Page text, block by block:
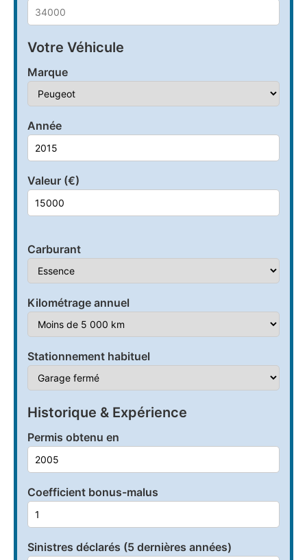
Votre Véhicule
Marque
Année
Valeur (€)
Carburant
Kilométrage annuel
Stationnement habituel
Historique & Expérience
Permis obtenu en
Coefficient bonus-malus
Sinistres déclarés (5 dernières années)